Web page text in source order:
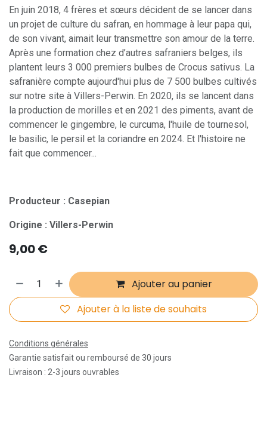
En juin 2018, 4 frères et sœurs décident de se lancer dans
un projet de culture du safran, en hommage à leur papa qui,
de son vivant, aimait leur transmettre son amour de la terre.
Après une formation chez d’autres safraniers belges, ils
plantent leurs 3 000 premiers bulbes de Crocus sativus. La
safranière compte aujourd'hui plus de 7 500 bulbes cultivés
sur notre site à Villers-Perwin. En 2020, ils se lancent dans
la production de morilles et en 2021 des piments, avant de
commencer le gingembre, le curcuma, l'huile de tournesol,
le basilic, le persil et la coriandre en 2024. Et l'histoire ne
fait que commencer...
Producteur : Casepian
Origine : Villers-Perwin
9,00€
Ajouter au panier
Ajouter à la liste de souhaits
Conditions générales
Garantie satisfait ou remboursé de 30 jours
Livraison : 2-3 jours ouvrables